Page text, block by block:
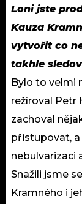
Loni jste
Kauza
vytvořit co
takhle
Bylo to velmi
režíroval Petr
zachoval
přistupovat, a
nebulvarizaci
Snažili jsme
Kramného i